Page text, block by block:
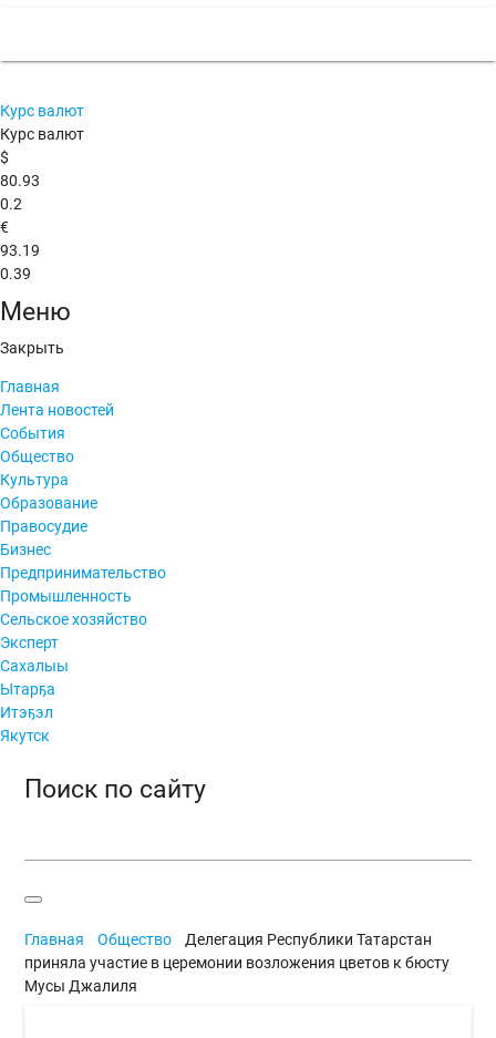
Курс валют
Курс валют
$
80.93
0.2
€
93.19
0.39
Меню
Закрыть
Главная
Лента новостей
События
Общество
Культура
Образование
Правосудие
Бизнес
Предпринимательство
Промышленность
Сельское хозяйство
Эксперт
Сахалыы
Ытарҕа
Итэҕэл
Якутск
Поиск по сайту
Главная Общество
Делегация Республики Татарстан
приняла участие в церемонии возложения цветов к бюсту
Мусы Джалиля